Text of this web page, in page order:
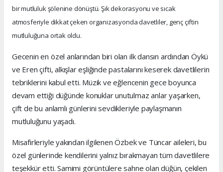
bir mutluluk şölenine dönüştü. Şık dekorasyonu ve sıcak
atmosferiyle dikkat çeken organizasyonda davetliler, genç çiftin
mutluluğuna ortak oldu.
Gecenin en özel anlarından biri olan ilk dansın ardından Öykü
ve Eren çifti, alkışlar eşliğinde pastalarını keserek davetlilerin
tebriklerini kabul etti. Müzik ve eğlencenin gece boyunca
devam ettiği düğünde konuklar unutulmaz anlar yaşarken,
çift de bu anlamlı günlerini sevdikleriyle paylaşmanın
mutluluğunu yaşadı.
Misafirleriyle yakından ilgilenen Özbek ve Tüncar aileleri, bu
özel günlerinde kendilerini yalnız bırakmayan tüm davetlilere
teşekkür etti. Samimi görüntülere sahne olan düğün, çekilen